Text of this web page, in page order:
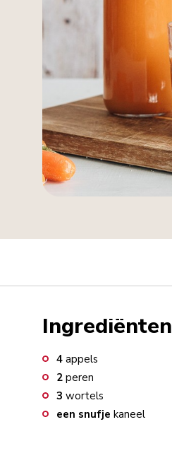
Ingrediënten
4 appels
2 peren
3 wortels
een snufje kaneel